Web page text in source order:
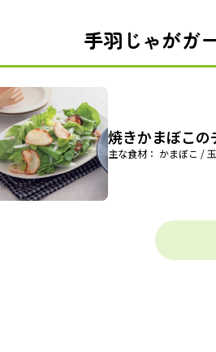
手羽じゃがガ
焼きかまぼこの
主な食材： かまぼこ /